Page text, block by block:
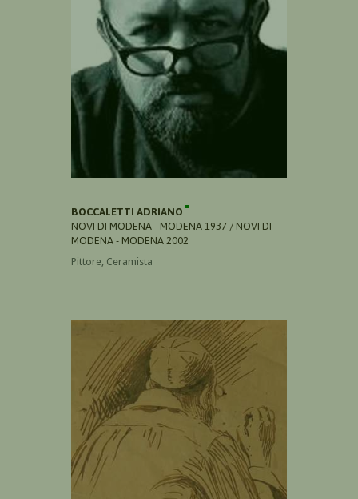
BOCCALETTI ADRIANO
NOVI DI MODENA - MODENA 1937 / NOVI DI
MODENA - MODENA 2002
Pittore, Ceramista